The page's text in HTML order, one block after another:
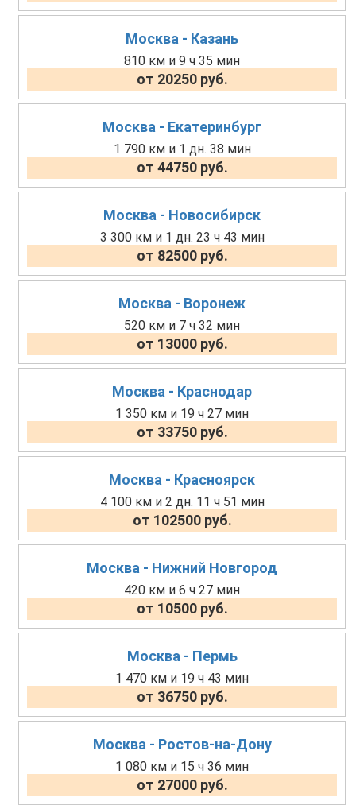
Москва - Казань
810 км и 9 ч 35 мин
от 20250 руб.
Москва - Екатеринбург
1 790 км и 1 дн. 38 мин
от 44750 руб.
Москва - Новосибирск
3 300 км и 1 дн. 23 ч 43 мин
от 82500 руб.
Москва - Воронеж
520 км и 7 ч 32 мин
от 13000 руб.
Москва - Краснодар
1 350 км и 19 ч 27 мин
от 33750 руб.
Москва - Красноярск
4 100 км и 2 дн. 11 ч 51 мин
от 102500 руб.
Москва - Нижний Новгород
420 км и 6 ч 27 мин
от 10500 руб.
Москва - Пермь
1 470 км и 19 ч 43 мин
от 36750 руб.
Москва - Ростов-на-Дону
1 080 км и 15 ч 36 мин
от 27000 руб.